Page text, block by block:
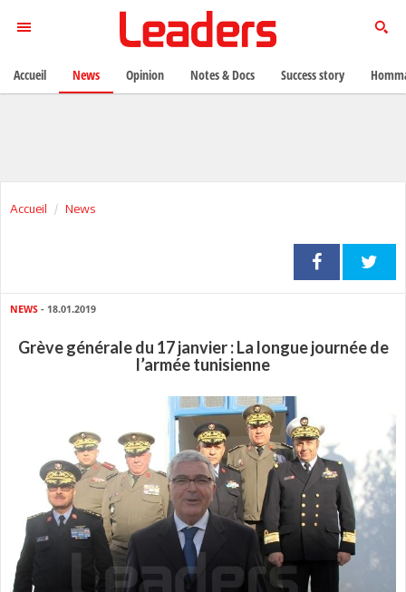
Accueil News
NEWS - 18.01.2019
Grève générale du 17 janvier : La longue journée de
l’armée tunisienne
Accueil News Opinion Notes & Docs Success story